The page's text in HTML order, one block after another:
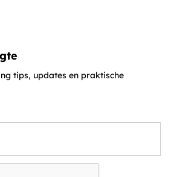
tips, updates en praktische